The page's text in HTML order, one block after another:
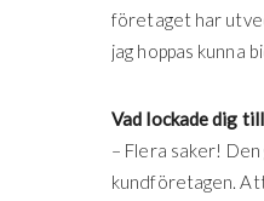
företaget har
jag hoppas kunna
Vad lockade dig
– Flera saker!
kundföretagen.